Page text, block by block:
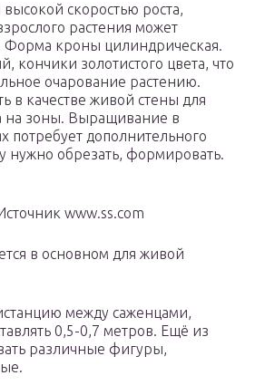
высокой скоростью роста,
растения может
Форма кроны цилиндрическая.
кончики золотистого цвета, что
очарование растению.
в качестве живой стены для
на зоны. Выращивание в
потребует дополнительного
нужно обрезать, формировать.
www.ss.com
в основном для живой
между саженцами,
0,5-0,7 метров. Ещё из
различные фигуры,